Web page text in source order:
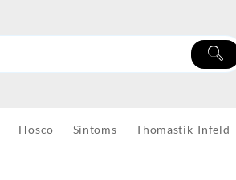
Hosco Sintoms Thomastik-Infeld